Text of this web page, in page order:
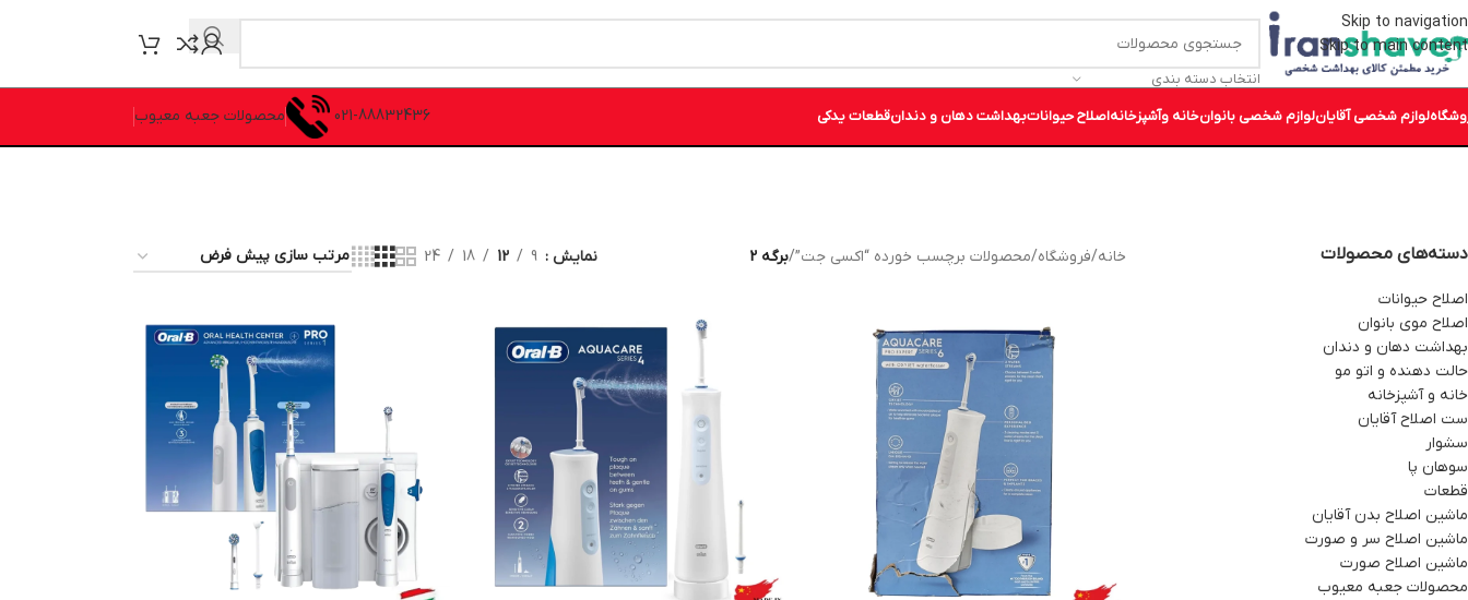
Skip to navigation
Skip to main content
انتخاب دسته بندی
لوازم شخصی آقایانلوازم شخصی بانوانخانه وآشپزخانهاصلاح حیواناتبهداشت دهان و دندانقطعات یدکی 021-88832436 محصولات جعبه معیوب
دسته‌های محصولات
اصلاح حیوانات
اصلاح موی بانوان
بهداشت دهان و دندان
حالت دهنده و اتو مو
خانه و آشپزخانه
ست اصلاح آقایان
سشوار
سوهان پا
قطعات
ماشین اصلاح بدن آقایان
ماشین اصلاح سر و صورت
ماشین اصلاح صورت
محصولات جعبه معیوب
خانه/فروشگاه/محصولات برچسب خورده “اکسی جت”/برگه 2 نمایش 9
12
18
24